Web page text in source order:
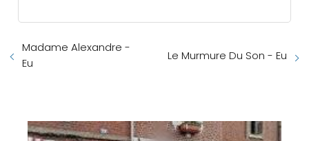
Madame Alexandre -
Eu
Le Murmure Du Son - Eu